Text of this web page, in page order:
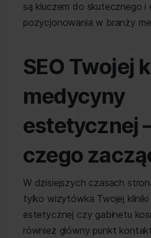
są kluczem do skutecznego
pozycjonowania w branży
SEO Twojej
medycyny
estetycznej
czego
W dzisiejszych czasach
tylko wizytówka Twojej
estetycznej czy gabinetu
również główny punkt